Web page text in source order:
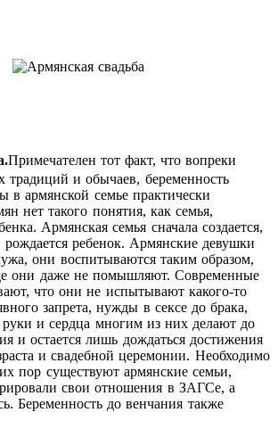
Примечателен тот факт, что вопреки
традиций и обычаев, беременность
в армянской семье практически
нет такого понятия, как семья,
Армянская семья сначала создается,
ребенок. Армянские девушки
они воспитываются таким образом,
они даже не помышляют. Современные
что они не испытывают какого-то
запрета, нужды в сексе до брака,
руки и сердца многим из них делают до
и остается лишь дождаться достижения
и свадебной церемонии. Необходимо
пор существуют армянские семьи,
свои отношения в ЗАГСе, а
Беременность до венчания также